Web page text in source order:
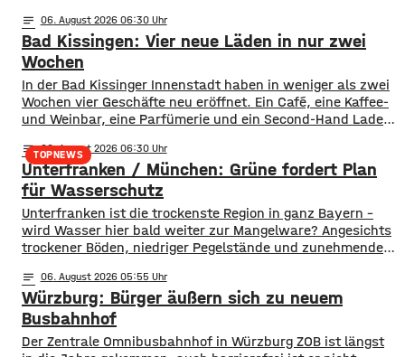
waren es drei. Diese Zahlen teilte die DLRG mit. Auch
bayernweit ist die Zahl der Badetoten gestiegen. Während
im Freistaat die
notes 06. August 2026 06:30
Bad Kissingen: Vier neue Läden in nur zwei
Wochen
In der Bad Kissinger Innenstadt haben in weniger als zwei
Wochen vier Geschäfte neu eröffnet. Ein Café, eine Kaffee-
und Weinbar, eine Parfümerie und ein Second-Hand Laden
Kissingens Oberbürgermeister Dirk Vogel und der
Wirtschaftsförderer der Stadt Sebastian Bünner sehen
damit ihr Engagement und den aktuellen Kurs der
TOPNEWS
notes 06. August 2026 06:30
Unterfranken / München: Grüne fordert Plan
für Wasserschutz
​​Unterfranken ist die trockenste Region in ganz Bayern –
wird Wasser hier bald weiter zur Mangelware? Angesichts
trockener Böden, niedriger Pegelstände und zunehmender
​Mit einem neuen Antrag fordern sie einen 10-Punkte-
Wasser-Notfallplan für Bayern. ​Die Grünen-Fraktion hat
dabei kurzfristige und langfristige Maßnahmen im Petto.
So sollen unter anderem
notes 06. August 2026 05:55
Würzburg: Bürger äußern sich zu neuem
Busbahnhof
Der Zentrale Omnibusbahnhof in Würzburg ZOB ist längst